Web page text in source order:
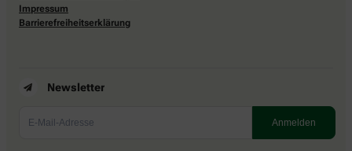
Impressum
Barrierefreiheitserklärung
Newsletter